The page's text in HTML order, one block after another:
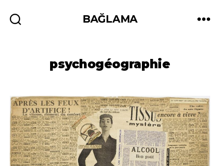
BAĞLAMA
psychogéographie